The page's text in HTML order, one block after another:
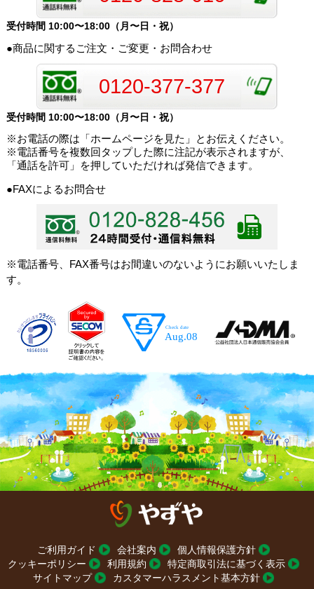
受付時間 10:00〜18:00（月〜日・祝）
●商品に関するご注文・ご変更・お問合わせ
0120-377-377
受付時間 10:00〜18:00（月〜日・祝）
※お電話の際は「ホームページを見た」とお伝えください。
※電話番号を複数回タップした際に注記が表示されますが、
「通話を許可」を押していただければ発信できます。
●FAXによるお問合せ
※電話番号、FAX番号はお間違いのないようにお願いいたしま
す。
ご利用ガイド 会社案内
個人情報保護方針
クッキーポリシー
利用規約
特定商取引法に基づく表示
サイトマップ
カスタマーハラスメント基本方針